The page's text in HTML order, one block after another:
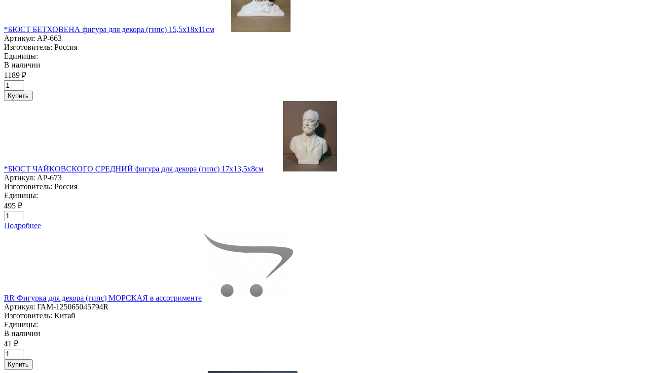
*БЮСТ БЕТХОВЕНА фигура для декора (гипс) 15,5х18х11см
Артикул: АР-663
Изготовитель: Россия
Единицы:
В наличии
1189 ₽
Купить
*БЮСТ ЧАЙКОВСКОГО СРЕДНИЙ фигура для декора (гипс) 17х13,5х8см
Артикул: АР-673
Изготовитель: Россия
Единицы:
495 ₽
Подробнее
RR Фигурка для декора (гипс) МОРСКАЯ в ассотрименте
Артикул: ГАМ-125065045794R
Изготовитель: Китай
Единицы:
В наличии
41 ₽
Купить